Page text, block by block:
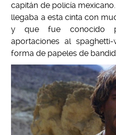
capitán de policía
llegaba a esta cinta con
y que fue conocido
aportaciones al
forma de papeles de